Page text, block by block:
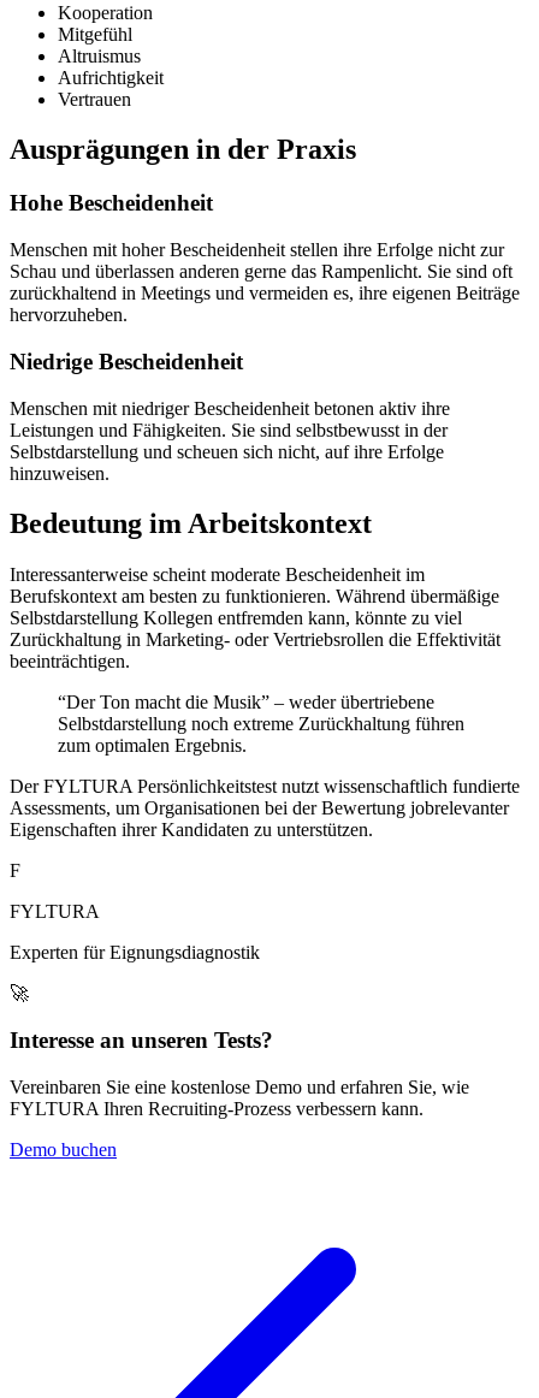
Kooperation
Mitgefühl
Altruismus
Aufrichtigkeit
Vertrauen
Ausprägungen in der Praxis
Hohe Bescheidenheit
Menschen mit hoher Bescheidenheit stellen ihre Erfolge nicht zur
Schau und überlassen anderen gerne das Rampenlicht. Sie sind oft
zurückhaltend in Meetings und vermeiden es, ihre eigenen Beiträge
hervorzuheben.
Niedrige Bescheidenheit
Menschen mit niedriger Bescheidenheit betonen aktiv ihre
Leistungen und Fähigkeiten. Sie sind selbstbewusst in der
Selbstdarstellung und scheuen sich nicht, auf ihre Erfolge
hinzuweisen.
Bedeutung im Arbeitskontext
Interessanterweise scheint moderate Bescheidenheit im
Berufskontext am besten zu funktionieren. Während übermäßige
Selbstdarstellung Kollegen entfremden kann, könnte zu viel
Zurückhaltung in Marketing- oder Vertriebsrollen die Effektivität
beeinträchtigen.
“Der Ton macht die Musik” – weder übertriebene
Selbstdarstellung noch extreme Zurückhaltung führen
zum optimalen Ergebnis.
Der FYLTURA Persönlichkeitstest nutzt wissenschaftlich fundierte
Assessments, um Organisationen bei der Bewertung jobrelevanter
Eigenschaften ihrer Kandidaten zu unterstützen.
F
FYLTURA
Experten für Eignungsdiagnostik
🚀
Interesse an unseren Tests?
Vereinbaren Sie eine kostenlose Demo und erfahren Sie, wie
FYLTURA Ihren Recruiting-Prozess verbessern kann.
Demo buchen